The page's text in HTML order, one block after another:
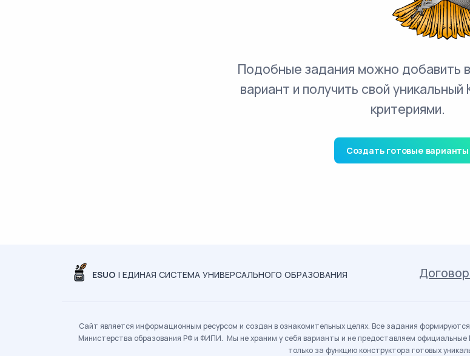
Подобные задания можно добавить
вариант и получить свой
критериями.
Создать готовые варианты
ESUO | ЕДИНАЯ СИСТЕМА УНИВЕРСАЛЬНОГО ОБРАЗОВАНИЯ
Сайт является информационным ресурсом и создан в ознакомительных целях. Все задания
Министерства образования РФ и ФИПИ. Мы не храним у себя варианты и не предоставляем
только за функцию конструктора готовых